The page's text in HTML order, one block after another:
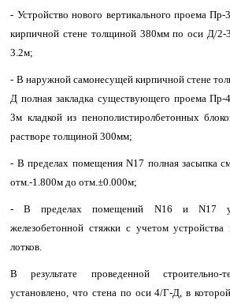
- Устройство нового вертикального проема
кирпичной стене толщиной 380мм по оси Д/
3.2м;
- В наружной самонесущей кирпичной стене
Д полная закладка существующего проема
3м кладкой из пенополистиролбетонных
растворе толщиной 300мм;
- В пределах помещения N17 полная засыпка
отм.-1.800м до отм.±0.000м;
- В пределах помещений N16 и N17
железобетонной стяжки с учетом
лотков.
В результате проведенной строительно-
установлено, что стена по оси 4/Г-Д, в